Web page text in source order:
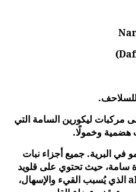
مركبات ليكورين السامة التي
وخمولًا.
في البرية. جميع أجزاء نبات
سامة، حيث تحتوي على قلويد
ليكورين alkaloid lycorine الذي يُسبب القيء والإسهال،